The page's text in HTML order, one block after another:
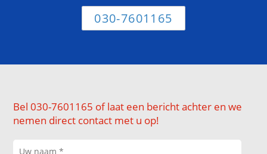
030-7601165
Bel 030-7601165 of laat een bericht achter en we
nemen direct contact met u op!